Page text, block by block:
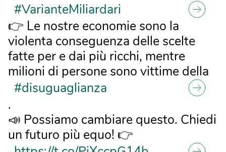
#VarianteMiliardari
👉 Le nostre economie sono la
violenta conseguenza delle scelte
fatte per e dai più ricchi, mentre
milioni di persone sono vittime della
#disuguaglianza
.
📣 Possiamo cambiare questo. Chiedi
un futuro più equo! 👉